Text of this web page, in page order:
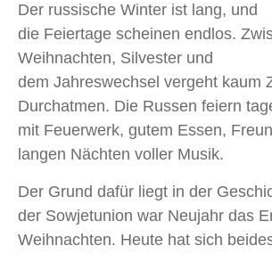
Der russische Winter ist lang, und
die Feiertage scheinen endlos.
Weihnachten, Silvester und
dem Jahreswechsel vergeht kaum
Durchatmen. Die Russen feiern
mit Feuerwerk, gutem Essen,
langen Nächten voller Musik.
Der Grund dafür liegt in der
der Sowjetunion war Neujahr das
Weihnachten. Heute hat sich